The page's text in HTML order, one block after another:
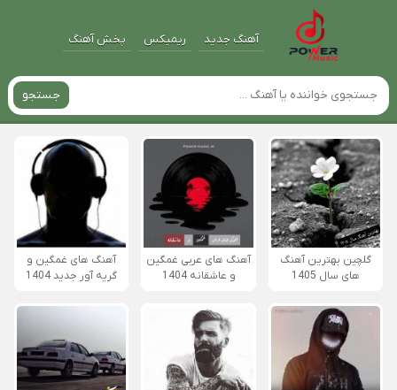
آهنگ جدید ریمیکس پخش آهنگ
جستجو
گلچین بهترین آهنگ
های سال 1405
آهنگ های عربی غمگین
و عاشقانه 1404
آهنگ های غمگین و
گریه آور جدید 1404